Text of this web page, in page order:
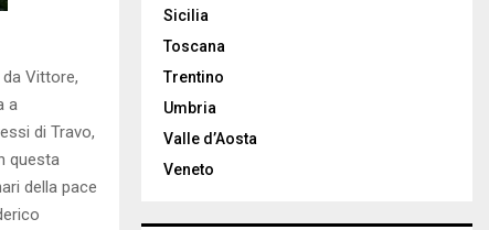
Vittore,
a
di Travo,
questa
della pace
Sicilia
Toscana
Trentino
Umbria
Valle d’Aosta
Veneto